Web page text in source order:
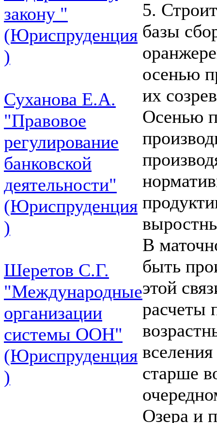
закону "
(Юриспруденция
)
Суханова Е.А.
"Правовое
регулирование
банковской
деятельности"
(Юриспруденция
)
Шеретов С.Г.
"Международные
организации
системы ООН"
(Юриспруденция
)
5.
базы
осенью
их
Осенью
В
быть
этой
расчеты
старше
Озера и